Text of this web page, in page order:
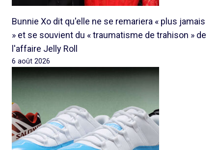
Bunnie Xo dit qu'elle ne se remariera « plus jamais
» et se souvient du « traumatisme de trahison » de
l'affaire Jelly Roll
6 août 2026